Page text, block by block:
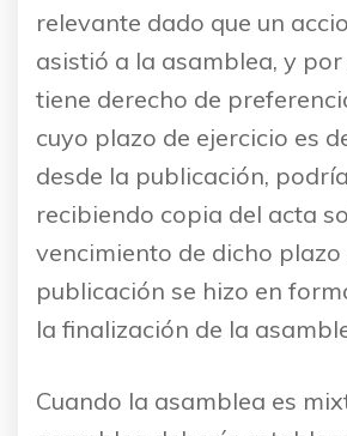
relevante dado que un
asistió a la asamblea, y
tiene derecho de
cuyo plazo de ejercicio es
desde la publicación,
recibiendo copia del acta
vencimiento de dicho plazo
publicación se hizo en
la finalización de la
Cuando la asamblea es